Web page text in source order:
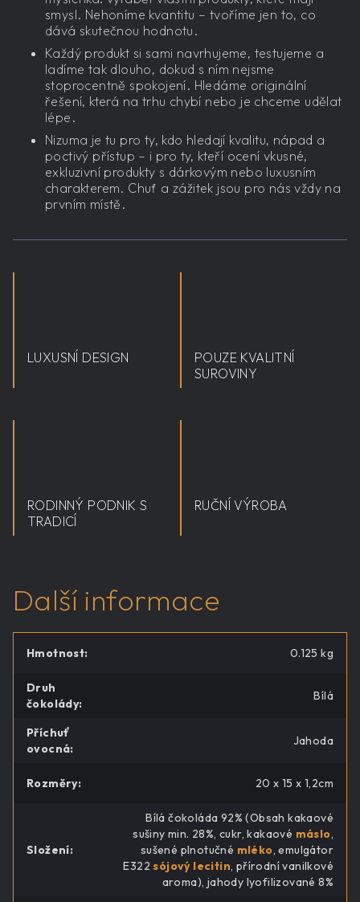
smysl. Nehoníme kvantitu – tvoříme jen to, co
dává skutečnou hodnotu.
Každý produkt si sami navrhujeme, testujeme a
ladíme tak dlouho, dokud s ním nejsme
stoprocentně spokojení. Hledáme originální
řešení, která na trhu chybí nebo je chceme udělat
lépe.
Nizuma je tu pro ty, kdo hledají kvalitu, nápad a
poctivý přístup – i pro ty, kteří ocení vkusné,
exkluzivní produkty s dárkovým nebo luxusním
charakterem. Chuť a zážitek jsou pro nás vždy na
prvním místě.
LUXUSNÍ DESIGN
POUZE KVALITNÍ
SUROVINY
RODINNÝ PODNIK S
TRADICÍ
RUČNÍ VÝROBA
Další informace
Hmotnost: 0.125 kg
Druh
čokolády:
Bílá
Příchuť
ovocná:
Jahoda
Rozměry: 20 x 15 x 1,2cm
Složení:
Bílá čokoláda 92% (Obsah kakaové
sušiny min. 28%, cukr, kakaové máslo,
sušené plnotučné mléko, emulgátor
E322sójový lecitin, přírodní vanilkové
aroma), jahody lyofilizované 8%